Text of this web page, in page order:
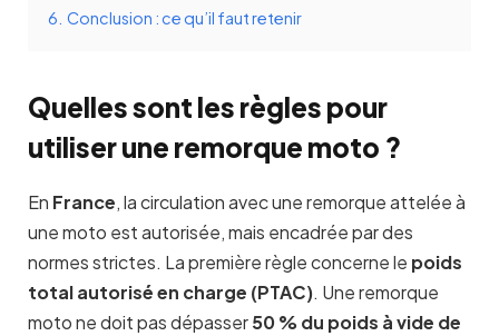
6. Conclusion : ce qu’il faut retenir
Quelles sont les règles pour
utiliser une remorque moto ?
En France, la circulation avec une remorque attelée à
une moto est autorisée, mais encadrée par des
normes strictes. La première règle concerne le poids
total autorisé en charge (PTAC). Une remorque
moto ne doit pas dépasser50 % du poids à vide de